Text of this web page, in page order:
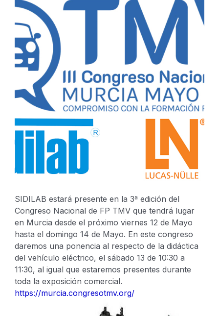
SIDILAB estará presente en la 3ª edición del
Congreso Nacional de FP TMV que tendrá lugar
en Murcia desde el próximo viernes 12 de Mayo
hasta el domingo 14 de Mayo. En este congreso
daremos una ponencia al respecto de la didáctica
del vehículo eléctrico, el sábado 13 de 10:30 a
11:30, al igual que estaremos presentes durante
toda la exposición comercial.
https://murcia.congresotmv.org/